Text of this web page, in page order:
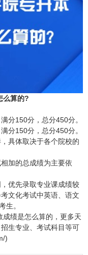
么算的?
150分，总分450分。
150分，总分450分。
具体取决于各个院校的
加的总成绩为主要依
优先录取专业课成绩较
文化考试中英语、语文
生。
绩是怎么算的，更多天
生专业、考试科目等可
)